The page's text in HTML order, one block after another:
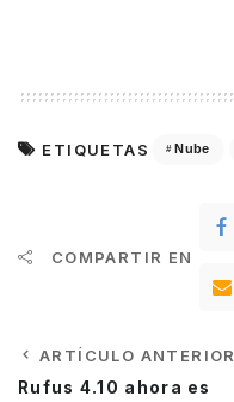
ETIQUETAS Nube
COMPARTIR EN
ARTÍCULO ANTERIOR
Rufus 4.10 ahora es